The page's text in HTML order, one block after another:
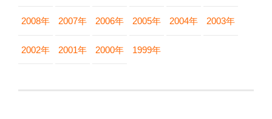
2008年 2007年 2006年 2005年 2004年 2003年
2002年 2001年 2000年 1999年